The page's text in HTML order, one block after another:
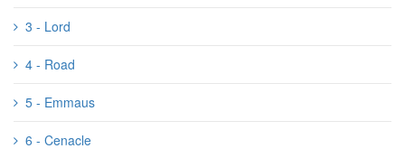
3 - Lord
4 - Road
5 - Emmaus
6 - Cenacle